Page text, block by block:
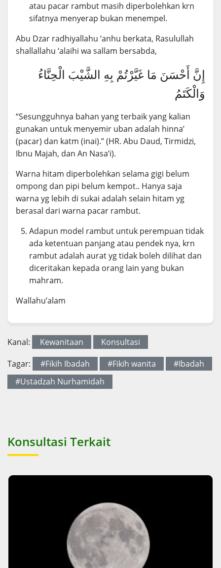
atau pacar rambut masih diperbolehkan krn
sifatnya menyerap bukan menempel.
Abu Dzar radhiyallahu ‘anhu berkata, Rasulullah
shallallahu ‘alaihi wa sallam bersabda,
إِنَّ أَحْسَنَ مَا غَيَّرْتُمْ بِهِ الشَّيْبَ الْحِنَّاءُ
وَالْكَتَمُ
“Sesungguhnya bahan yang terbaik yang kalian
gunakan untuk menyemir uban adalah hinna’
(pacar) dan katm (inai).” (HR. Abu Daud, Tirmidzi,
Ibnu Majah, dan An Nasa’i).
Warna hitam diperbolehkan selama gigi belum
ompong dan pipi belum kempot.. Hanya saja
warna yg lebih di sukai adalah selain hitam yg
berasal dari warna pacar rambut.
Adapun model rambut untuk perempuan tidak
ada ketentuan panjang atau pendek nya, krn
rambut adalah aurat yg tidak boleh dilihat dan
diceritakan kepada orang lain yang bukan
mahram.
Wallahu’alam
Kanal: Kewanitaan Konsultasi
Tagar: #Fikih Ibadah #Fikih wanita
#Ibadah
#Ustadzah Nurhamidah
Konsultasi Terkait